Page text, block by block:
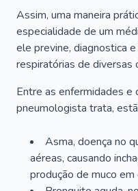
Assim, uma maneira
especialidade de um
ele previne, diagnostica
respiratórias de diversas
Entre as enfermidades e
pneumologista trata,
Asma, doença no
aéreas, causando
produção de muco em